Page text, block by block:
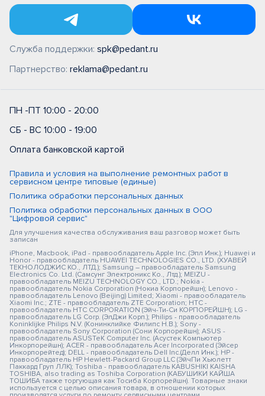
Служба поддержки: spk@pedant.ru
Партнерство: reklama@pedant.ru
ПН -ПТ 10:00 - 20:00
СБ - ВС 10:00 - 19:00
Оплата банковской картой
Правила и условия на выполнение ремонтных работ в
сервисном центре типовые (единые)
Политика обработки персональных данных
Политика обработки персональных данных в ООО
"Цифровой сервис"
Для улучшения качества обслуживания ваш разговор может быть
записан
iPhone, Macbook, iPad - правообладатель Apple Inc. (Эпл Инк.); Huawei и
Honor - правообладатель HUAWEI TECHNOLOGIES CO., LTD. (ХУАВЕЙ
ТЕКНОЛОДЖИС КО., ЛТД.); Samsung – правообладатель Samsung
Electronics Co. Ltd. (Самсунг Электроникс Ко., Лтд.); MEIZU -
правообладатель MEIZU TECHNOLOGY CO., LTD.; Nokia -
правообладатель Nokia Corporation (Нокиа Корпорейшн); Lenovo -
правообладатель Lenovo (Beijing) Limited; Xiaomi - правообладатель
Xiaomi Inc.; ZTE - правообладатель ZTE Corporation; HTC -
правообладатель HTC CORPORATION (Эйч-Ти-Си КОРПОРЕЙШН); LG -
правообладатель LG Corp. (ЭлДжи Корп.); Philips - правообладатель
Koninklijke Philips N.V. (Конинклийке Филипс Н.В.); Sony -
правообладатель Sony Corporation (Сони Корпорейшн); ASUS -
правообладатель ASUSTeK Computer Inc. (Асустек Компьютер
Инкорпорейшн); ACER - правообладатель Acer Incorporated (Эйсер
Инкорпорейтед); DELL - правообладатель Dell Inc.(Делл Инк.); HP -
правообладатель HP Hewlett-Packard Group LLC (ЭйчПи Хьюлетт
Паккард Груп ЛЛК); Toshiba - правообладатель KABUSHIKI KAISHA
TOSHIBA, also trading as Toshiba Corporation (КАБУШИКИ КАЙША
ТОШИБА также торгующая как Тосиба Корпорейшн). Товарные знаки
используется с целью описания товара, в отношении которых